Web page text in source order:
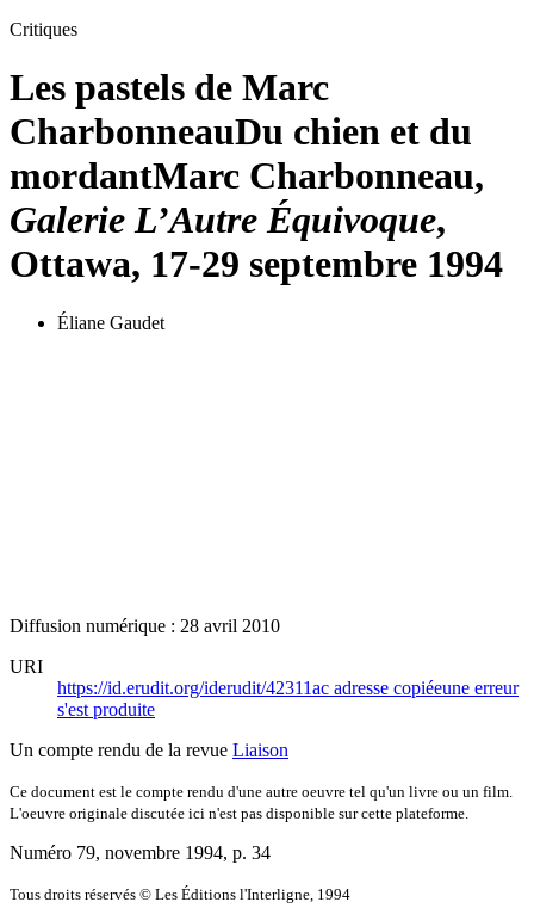
Critiques
Les pastels de Marc
CharbonneauDu chien et du
mordantMarc Charbonneau,
Galerie L’Autre Équivoque,
Ottawa, 17-29 septembre 1994
Éliane Gaudet
Diffusion numérique : 28 avril 2010
URI
https://id.erudit.org/iderudit/42311ac adresse copiéeune erreur
s'est produite
Un compte rendu de la revue Liaison
Ce document est le compte rendu d'une autre oeuvre tel qu'un livre ou un film.
L'oeuvre originale discutée ici n'est pas disponible sur cette plateforme.
Numéro 79, novembre 1994, p. 34
Tous droits réservés © Les Éditions l'Interligne, 1994